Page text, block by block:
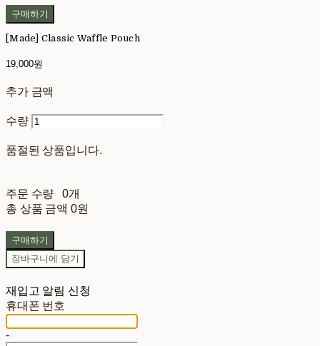
구매하기
[Made] Classic Waffle Pouch
19,000원
추가 금액
수량
품절된 상품입니다.
주문 수량
0개
총 상품 금액 0원
구매하기
장바구니에 담기
재입고 알림 신청
휴대폰 번호
-